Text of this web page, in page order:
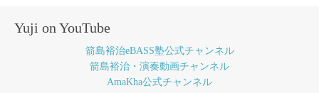
Yuji on YouTube
箭島裕治eBASS塾公式チャンネル
箭島裕治・演奏動画チャンネル
AmaKha公式チャンネル